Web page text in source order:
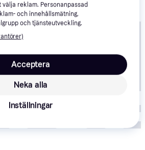
reklam. Personanpassad
och innehållsmätning,
och tjänsteutveckling.
Neka alla
Acceptera
Inställningar